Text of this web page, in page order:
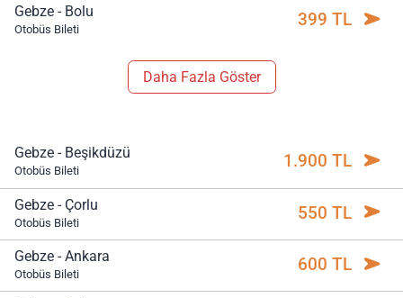
Gebze - Bolu
Otobüs Bileti 399 TL
Daha Fazla Göster
Gebze - Beşikdüzü
Otobüs Bileti 1.900 TL
Gebze - Çorlu
Otobüs Bileti 550 TL
Gebze - Ankara
Otobüs Bileti 600 TL